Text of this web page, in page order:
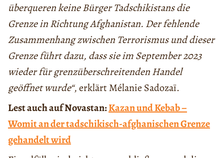
überqueren keine Bürger Tadschikistans die
Grenze in Richtung Afghanistan. Der fehlende
Zusammenhang zwischen Terrorismus und dieser
Grenze führt dazu, dass sie im September 2023
wieder für grenzüberschreitenden Handel
geöffnet wurde“, erklärt Mélanie Sadozaï.
Lest auch auf Novastan:Kazan und Kebab –
Womit an der tadschikisch-afghanischen Grenze
gehandelt wird